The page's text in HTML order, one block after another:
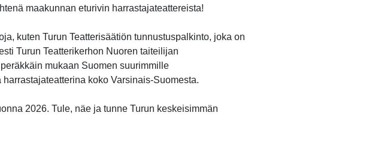
maakunnan eturivin harrastajateattereista!
kuten Turun Teatterisäätiön tunnustuspalkinto, joka on
Turun Teatterikerhon Nuoren taiteilijan
mukaan Suomen suurimmille
koko Varsinais-Suomesta.
2026. Tule, näe ja tunne Turun keskeisimmän